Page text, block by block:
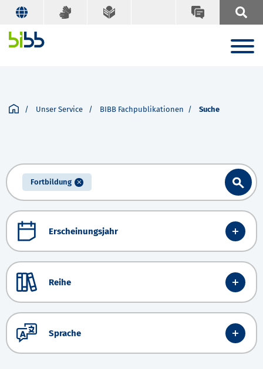
Unser Service BIBB Fachpublikationen Suche
Fortbildung
Erscheinungsjahr
Reihe
Sprache